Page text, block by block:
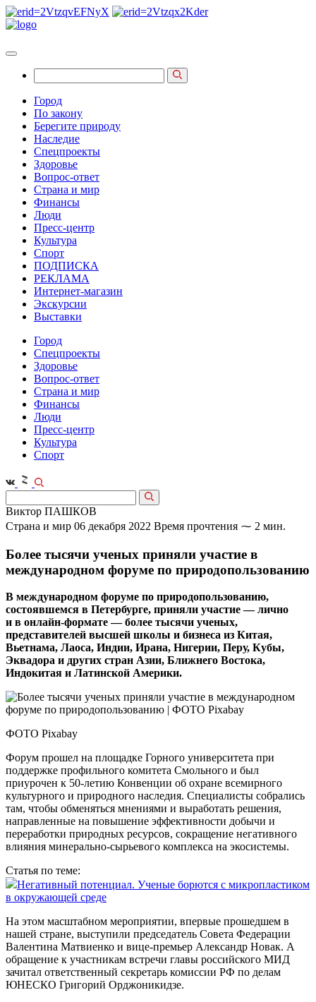
Город
По закону
Берегите природу
Наследие
Спецпроекты
Здоровье
Вопрос-ответ
Страна и мир
Финансы
Люди
Пресс-центр
Культура
Спорт
ПОДПИСКА
РЕКЛАМА
Интернет-магазин
Экскурсии
Выставки
Город
Спецпроекты
Здоровье
Вопрос-ответ
Страна и мир
Финансы
Люди
Пресс-центр
Культура
Спорт
Виктор ПАШКОВ
Страна и мир 06 декабря 2022 Время прочтения ⁓ 2 мин.
Более тысячи ученых приняли участие в
международном форуме по природопользованию
В международном форуме по природопользованию,
состоявшемся в Петербурге, приняли участие — лично
и в онлайн-формате — более тысячи ученых,
представителей высшей школы и бизнеса из Китая,
Вьетнама, Лаоса, Индии, Ирана, Нигерии, Перу, Кубы,
Эквадора и других стран Азии, Ближнего Востока,
Индокитая и Латинской Америки.
ФОТО Pixabay
Форум прошел на площадке Горного университета при
поддержке профильного комитета Смольного и был
приурочен к 50‑летию Конвенции об охране всемирного
культурного и природного наследия. Специалисты собрались
там, чтобы обменяться мнениями и выработать решения,
направленные на повышение эффективности добычи и
переработки природных ресурсов, сокращение негативного
влияния минерально-сырьевого комплекса на экосистемы.
Статья по теме:
Негативный потенциал. Ученые борются с микропластиком
в окружающей среде
На этом масштабном мероприятии, впервые прошедшем в
нашей стране, выступили председатель Совета Федерации
Валентина Матвиенко и вице-премьер Александр Новак. А
обращение к участникам встречи главы российского МИД
зачитал ответственный секретарь комиссии РФ по делам
ЮНЕСКО Григорий Орджоникидзе.